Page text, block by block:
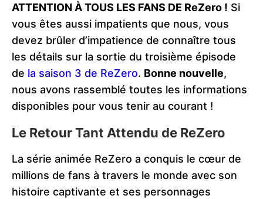
ATTENTION À TOUS LES FANS DE ReZero ! Si
vous êtes aussi impatients que nous, vous
devez brûler d’impatience de connaître tous
les détails sur la sortie du troisième épisode
de la saison 3 de ReZero. Bonne nouvelle,
nous avons rassemblé toutes les informations
disponibles pour vous tenir au courant !
Le Retour Tant Attendu de ReZero
La série animée ReZero a conquis le cœur de
millions de fans à travers le monde avec son
histoire captivante et ses personnages